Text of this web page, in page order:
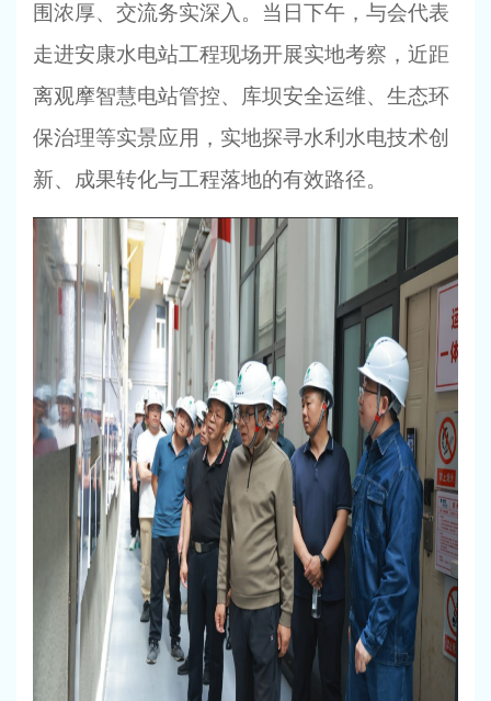
围浓厚、交流务实深入。当日下午，与会代表
走进安康水电站工程现场开展实地考察，近距
离观摩智慧电站管控、库坝安全运维、生态环
保治理等实景应用，实地探寻水利水电技术创
新、成果转化与工程落地的有效路径。